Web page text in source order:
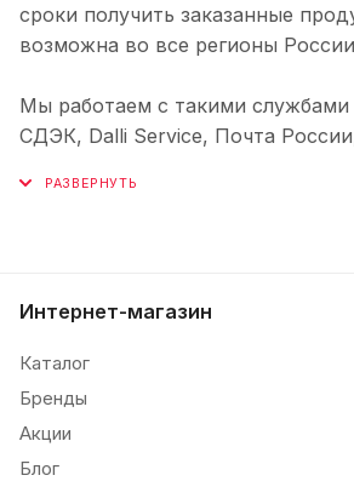
сроки получить заказанные
возможна во все регионы
Мы работаем с такими службами
СДЭК, Dalli Service, Почта
Интернет-магазин
Каталог
Бренды
Акции
Блог